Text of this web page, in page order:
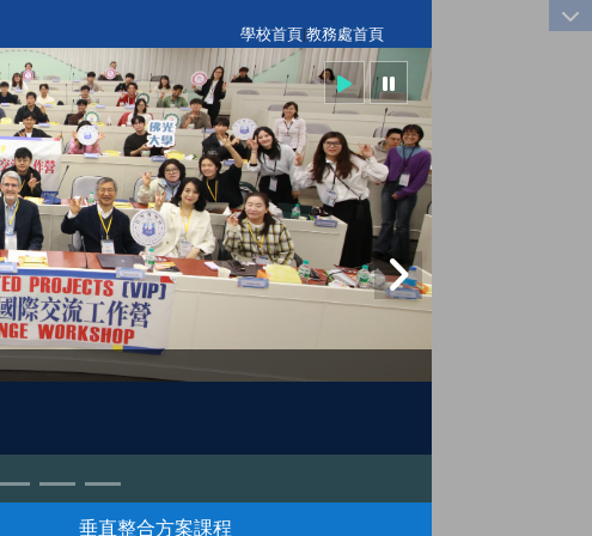
學校首頁|教務處首頁
垂直整合方案課程